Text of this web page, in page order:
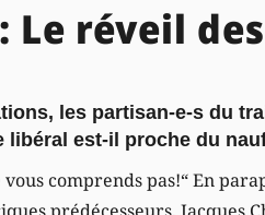
Le réveil
les partisan-e-s du
libéral est-il proche du
vous comprends pas!“ En